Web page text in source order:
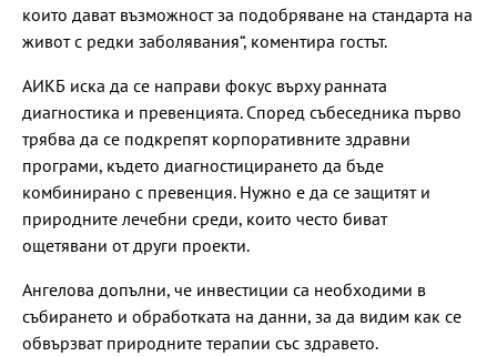
които дават възможност за подобряване на стандарта на
живот с редки заболявания“, коментира гостът.
АИКБ иска да се направи фокус върху ранната
диагностика и превенцията. Според събеседника първо
трябва да се подкрепят корпоративните здравни
програми, където диагностицирането да бъде
комбинирано с превенция. Нужно е да се защитят и
природните лечебни среди, които често биват
ощетявани от други проекти.
Ангелова допълни, че инвестиции са необходими в
събирането и обработката на данни, за да видим как се
обвързват природните терапии със здравето.